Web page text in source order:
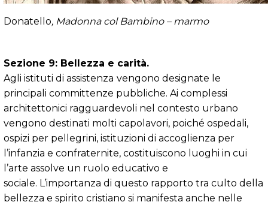
Donatello, Madonna col Bambino – marmo
Sezione 9: Bellezza e carità.
Agli istituti di assistenza vengono designate le
principali committenze pubbliche. Ai complessi
architettonici ragguardevoli nel contesto urbano
vengono destinati molti capolavori, poiché ospedali,
ospizi per pellegrini, istituzioni di accoglienza per
l’infanzia e confraternite, costituiscono luoghi in cui
l’arte assolve un ruolo educativo e
sociale. L’importanza di questo rapporto tra culto della
bellezza e spirito cristiano si manifesta anche nelle